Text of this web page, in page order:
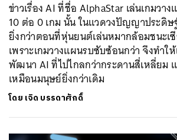
ข่าวเรื่อง AI ที่ชื่อ AlphaStar เล่นเกมวา
10 ต่อ 0 เกม นั้น ในแวดวงปัญญาประดิษ
ยิ่งกว่าตอนที่หุ่นยนต์เล่นหมากล้อมชนะเ
เพราะเกมวางแผนรบซับซ้อนกว่า จึงทำใ
พัฒนา AI ที่ไปไกลกว่ากระดานสี่เหลี่ยม
เหมือนมนุษย์ยิ่งกว่าเดิม
โดย เจิด บรรดาศักดิ์